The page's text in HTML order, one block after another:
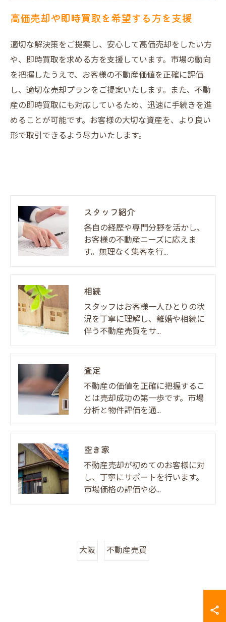
高価売却や即時買取を希望する方を支援
適切な解決策をご提案し、安心して高価売却をしたい方
や、即時買取を求める方を支援しています。市場の動向
を把握したうえで、お客様の不動産価値を正確に評価
し、適切な売却プランをご提案いたします。また、不動
産の即時買取にも対応しているため、迅速に手続きを進
めることが可能です。お客様の大切な資産を、より良い
形で取引できるよう尽力いたします。
スタッフ紹介
各自の経歴や専門分野を活かし、
お客様の不動産ニーズに応えま
す。無理なく集客を行…
相続
スタッフはお客様一人ひとりの状
況を丁寧に理解し、離婚や相続に
伴う不動産売買をサ…
査定
不動産の価値を正確に把握するこ
とは売却成功の第一歩です。市場
分析と物件評価を通…
空き家
不動産売却が初めてのお客様に対
し、丁寧にサポートを行います。
市場価格の評価や必…
大阪 不動産売買